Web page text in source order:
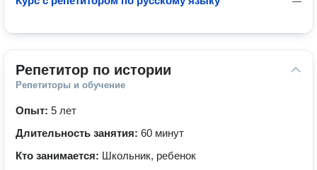
Репетитор по истории
Репетиторы и обучение
Опыт: 5 лет
Длительность занятия: 60 минут
Кто занимается: Школьник, ребенок